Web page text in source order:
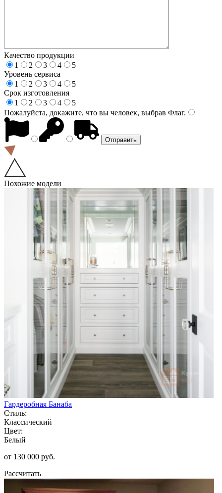
Качество продукции
1
2 3 4
5
Уровень сервиса
1
2 3 4
5
Срок изготовления
1
2 3 4
5
Пожалуйста, докажите, что вы человек, выбрав Флаг.
Похожие модели
Гардеробная Банаба
Стиль:
Классический
Цвет:
Белый
от 130 000 руб.
Рассчитать